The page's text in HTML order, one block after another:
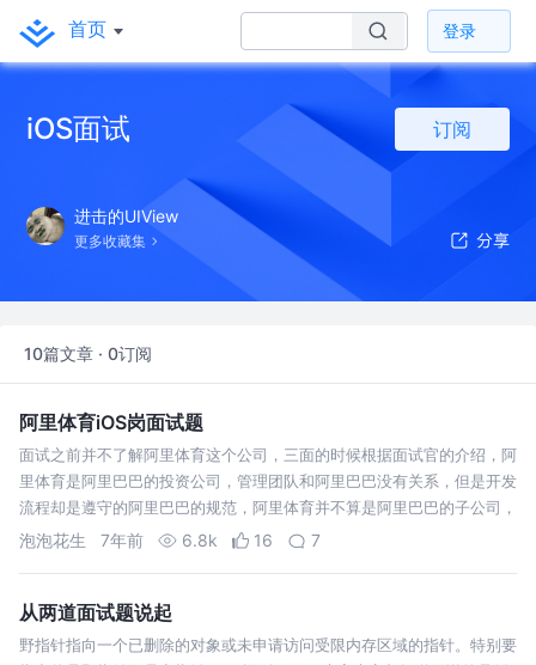
首页 登录
iOS面试 订阅
进击的UIView
更多收藏集
10篇文章 · 0订阅
阿里体育iOS岗面试题
面试之前并不了解阿里体育这个公司，三面的时候根据面试官的介绍，阿
里体育是阿里巴巴的投资公司，管理团队和阿里巴巴没有关系，但是开发
流程却是遵守的阿里巴巴的规范，阿里体育并不算是阿里巴巴的子公司，
这点要注意。阿里体育整个公司规模不大，客户端技术研发人员截至目前
泡泡花生 7年前 6.8k 16 7
从两道面试题说起
野指针指向一个已删除的对象或未申请访问受限内存区域的指针。特别要